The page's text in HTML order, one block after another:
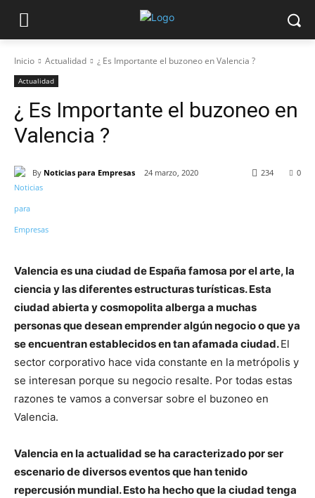
Inicio Actualidad ¿ Es Importante el buzoneo en Valencia ?
Actualidad
¿ Es Importante el buzoneo en
Valencia ?
By Noticias para Empresas 24 marzo, 2020 0
234
Valencia es una ciudad de España famosa por el arte, la
ciencia y las diferentes estructuras turísticas. Esta
ciudad abierta y cosmopolita alberga a muchas
personas que desean emprender algún negocio o que ya
se encuentran establecidos en tan afamada ciudad.El
sector corporativo hace vida constante en la metrópolis y
se interesan porque su negocio resalte. Por todas estas
razones te vamos a conversar sobre el buzoneo en
Valencia.
Valencia en la actualidad se ha caracterizado por ser
escenario de diversos eventos que han tenido
repercusión mundial. Esto ha hecho que la ciudad tenga